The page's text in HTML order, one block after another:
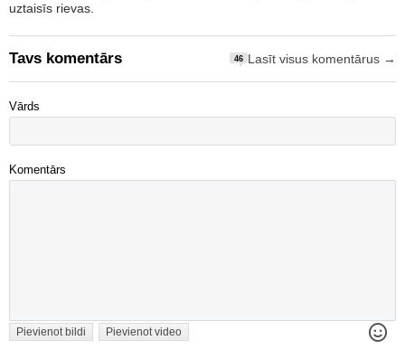
uztaisīs rievas.
Tavs komentārs 46 Lasīt visus komentārus →
Vārds
Komentārs
Pievienot bildi Pievienot video